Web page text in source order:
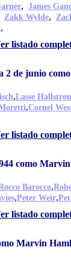
, James
Zakk Wylde,
,
listado
2 de junio
,Lasse
,Cornel
listado
como
Barocco,
,Peter Weir,
listado
Marvin